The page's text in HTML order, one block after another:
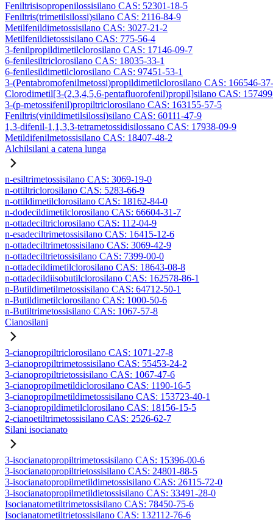
Feniltrisisopropenilossisilano CAS: 52301-18-5
Feniltris(trimetilsilossi)silano CAS: 2116-84-9
Metilfenildimetossisilano CAS: 3027-21-2
Metilfenildietossisilano CAS: 775-56-4
3-fenilpropildimetilclorosilano CAS: 17146-09-7
6-fenilesiltriclorosilano CAS: 18035-33-1
6-fenilesildimetilclorosilano CAS: 97451-53-1
3-(Pentabromofenilmetossi)propildimetilclorosilano CAS: 166546-
Clorodimetil[3-(2,3,4,5,6-pentafluorofenil)propil]silano CAS:
3-(p-metossifenil)propiltriclorosilano CAS: 163155-57-5
Feniltris(vinildimetilsilossi)silano CAS: 60111-47-9
1,3-difenil-1,1,3,3-tetrametossidisilossano CAS: 17938-09-9
Metildifenilmetossisilano CAS: 18407-48-2
Alchilsilani a catena lunga
n-esiltrimetossisilano CAS: 3069-19-0
n-ottiltriclorosilano CAS: 5283-66-9
n-ottildimetilclorosilano CAS: 18162-84-0
n-dodecildimetilclorosilano CAS: 66604-31-7
n-ottadeciltriclorosilano CAS: 112-04-9
n-esadeciltrimetossisilano CAS: 16415-12-6
n-ottadeciltrimetossisilano CAS: 3069-42-9
n-ottadeciltrietossisilano CAS: 7399-00-0
n-ottadecildimetilclorosilano CAS: 18643-08-8
n-ottadecildiisobutilclorosilano CAS: 162578-86-1
n-Butildimetilmetossisilano CAS: 64712-50-1
n-Butildimetilclorosilano CAS: 1000-50-6
n-Butiltrimetossisilano CAS: 1067-57-8
Cianosilani
3-cianopropiltriclorosilano CAS: 1071-27-8
3-cianopropiltrimetossisilano CAS: 55453-24-2
3-cianopropiltrietossisilano CAS: 1067-47-6
3-cianopropilmetildiclorosilano CAS: 1190-16-5
3-cianopropilmetildimetossisilano CAS: 153723-40-1
3-cianopropildimetilclorosilano CAS: 18156-15-5
2-cianoetiltrimetossisilano CAS: 2526-62-7
Silani isocianato
3-isocianatopropiltrimetossisilano CAS: 15396-00-6
3-isocianatopropiltrietossisilano CAS: 24801-88-5
3-isocianatopropilmetildimetossisilano CAS: 26115-72-0
3-isocianatopropilmetildietossisilano CAS: 33491-28-0
Isocianatometiltrimetossisilano CAS: 78450-75-6
Isocianatometiltrietossisilano CAS: 132112-76-6